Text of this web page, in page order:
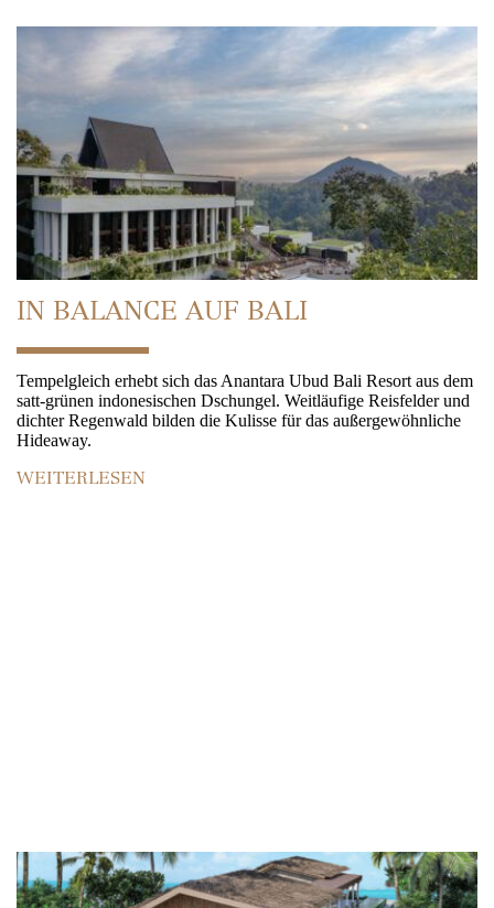
IN BALANCE AUF BALI
Tempelgleich erhebt sich das Anantara Ubud Bali Resort aus dem
satt-grünen indonesischen Dschungel. Weitläufige Reisfelder und
dichter Regenwald bilden die Kulisse für das außergewöhnliche
Hideaway.
WEITERLESEN